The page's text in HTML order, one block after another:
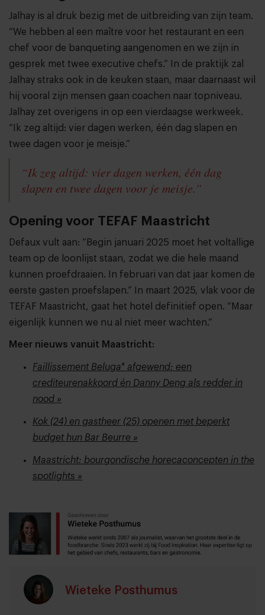
Jalhay is al druk bezig met de uitbreiding van zijn team.
“We hebben al een maître voor het restaurant en een
chef voor de banqueting aangenomen en we zijn in
gesprek met twee executive chefs.” In de praktijk zal
Jalhay straks ook in de keuken staan, maar daarnaast wil
hij vooral zijn mensen gaan coachen naar topniveau.
Jalhay zet overigens in op een vierdaagse werkweek.
“Ik zeg altijd: vier dagen werken, één dag slapen en
twee dagen voor je meisje.”
“Ik zeg altijd: vier dagen werken, één dag
slapen en twee dagen voor je meisje.”
Opening voor TEFAF Maastricht
Defaux vult aan: “Begin januari 2025 moet het voltallige
team op de loonlijst staan, zodat we die hele maand
kunnen proefdraaien. In februari van dat jaar komen de
eerste gasten proefslapen.” In maart 2025, vlak voor de
TEFAF Maastricht, gaat het hotel definitief open. “Maar
eigenlijk kunnen we nu al niet meer wachten.”
Meer nieuws vanuit Maastricht:
Faillissement Beluga* afgewend: een
crediteurenakkoord én Danny Deng als redder in
nood »
Kok (24) en gastheer (25) openen met beperkt
budget hun Bar Beurre »
Maastricht: bourgondische horecaconcepten in the
spotlights »
Wieteke Posthumus